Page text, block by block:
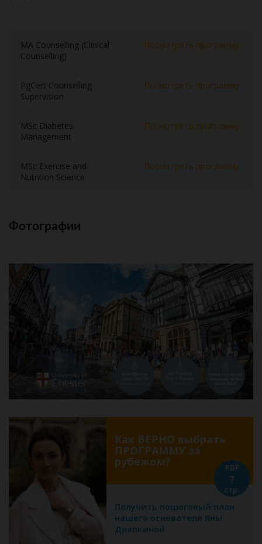
MA Counselling (Clinical
Counselling)
Посмотреть программу
PgCert Counselling
Supervision
Посмотреть программу
MSc Diabetes
Management
Посмотреть программу
MSc Exercise and
Nutrition Science
Посмотреть программу
Фотографии
Как ВЕРНО выбрать
ПРОГРАММУ за
рубежом?
Получить пошаговый план
нашего основателя Яны
Драпкиной
PDF
7
стр.